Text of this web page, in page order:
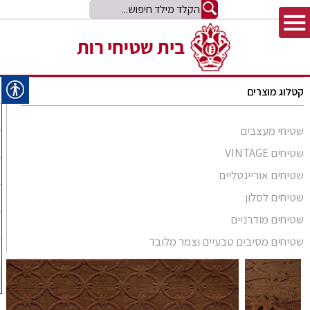
קטלוג מוצרים
שטיחי מעצבים
שטיחים VINTAGE
שטיחים אוריינטליים
סומק פרסי
סומק קווקזי
שטיח קילים
קילים אפגני
קילים הודי
שטיחי זיגלר
שטיחי משי
שטיחים לסלון
שטיחים מודרניים
Arabesque
Bliss
Comfort Shag
שטיחים מסיבים טבעיים וצמר מלובד
שטיחים מסיבים טבעיים
שטיחים מצמר מלובד